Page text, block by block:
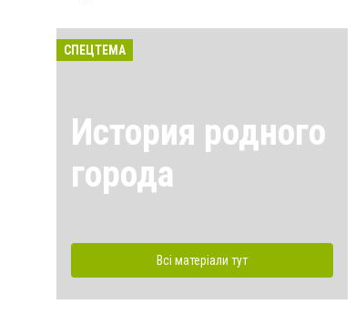
СПЕЦТЕМА
История родного
города
Всі матеріали тут